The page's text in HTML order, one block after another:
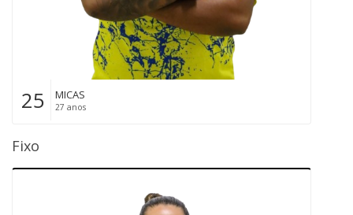
25 MICAS
27 anos
Fixo